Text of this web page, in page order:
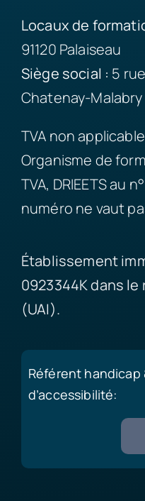
Locaux de
91120 Palaiseau
Siège social : 5
Chatenay-Malabry
TVA non
Organisme de
TVA, DRIEETS au
numéro ne vaut
Établissement
0923344K dans le
(UAI).
Référent handicap
d’accessibilité: